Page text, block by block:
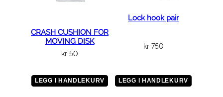
CRASH CUSHION FOR
MOVING DISK
kr 50
LEGG I HANDLEKURV
Lock hook pair
kr750
LEGG I HANDLEKURV